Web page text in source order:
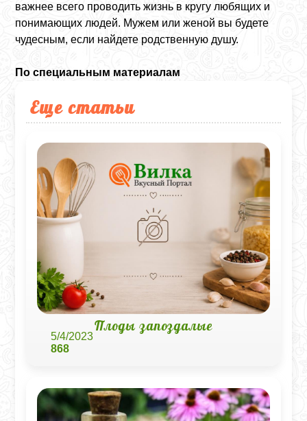
важнее всего проводить жизнь в кругу любящих и
понимающих людей. Мужем или женой вы будете
чудесным, если найдете родственную душу.
По специальным материалам
Еще статьи
Плоды запоздалые
5/4/2023
868